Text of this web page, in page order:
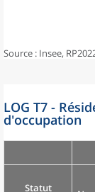
Source : Insee,
LOG T7 -
d'occupation
Statut